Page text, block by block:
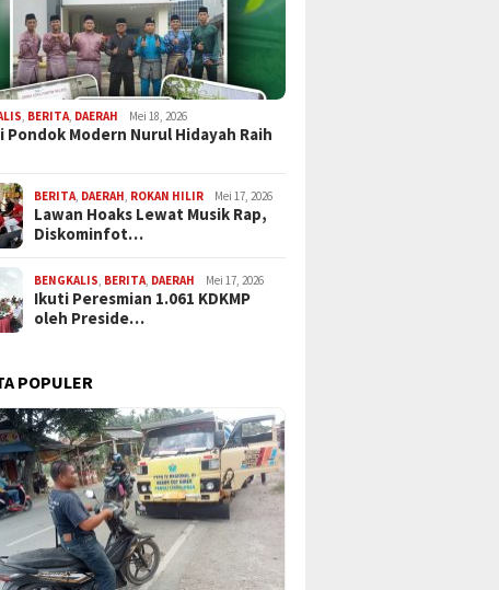
BERITA DAERAH Mei 18, 2026
Pondok Modern Nurul Hidayah Raih
BERITA DAERAH ROKAN HILIR Mei 17, 2026
Lawan Hoaks Lewat Musik Rap,
Diskominfot…
BENGKALIS BERITA DAERAH Mei 17, 2026
Ikuti Peresmian 1.061 KDKMP
oleh Preside…
POPULER